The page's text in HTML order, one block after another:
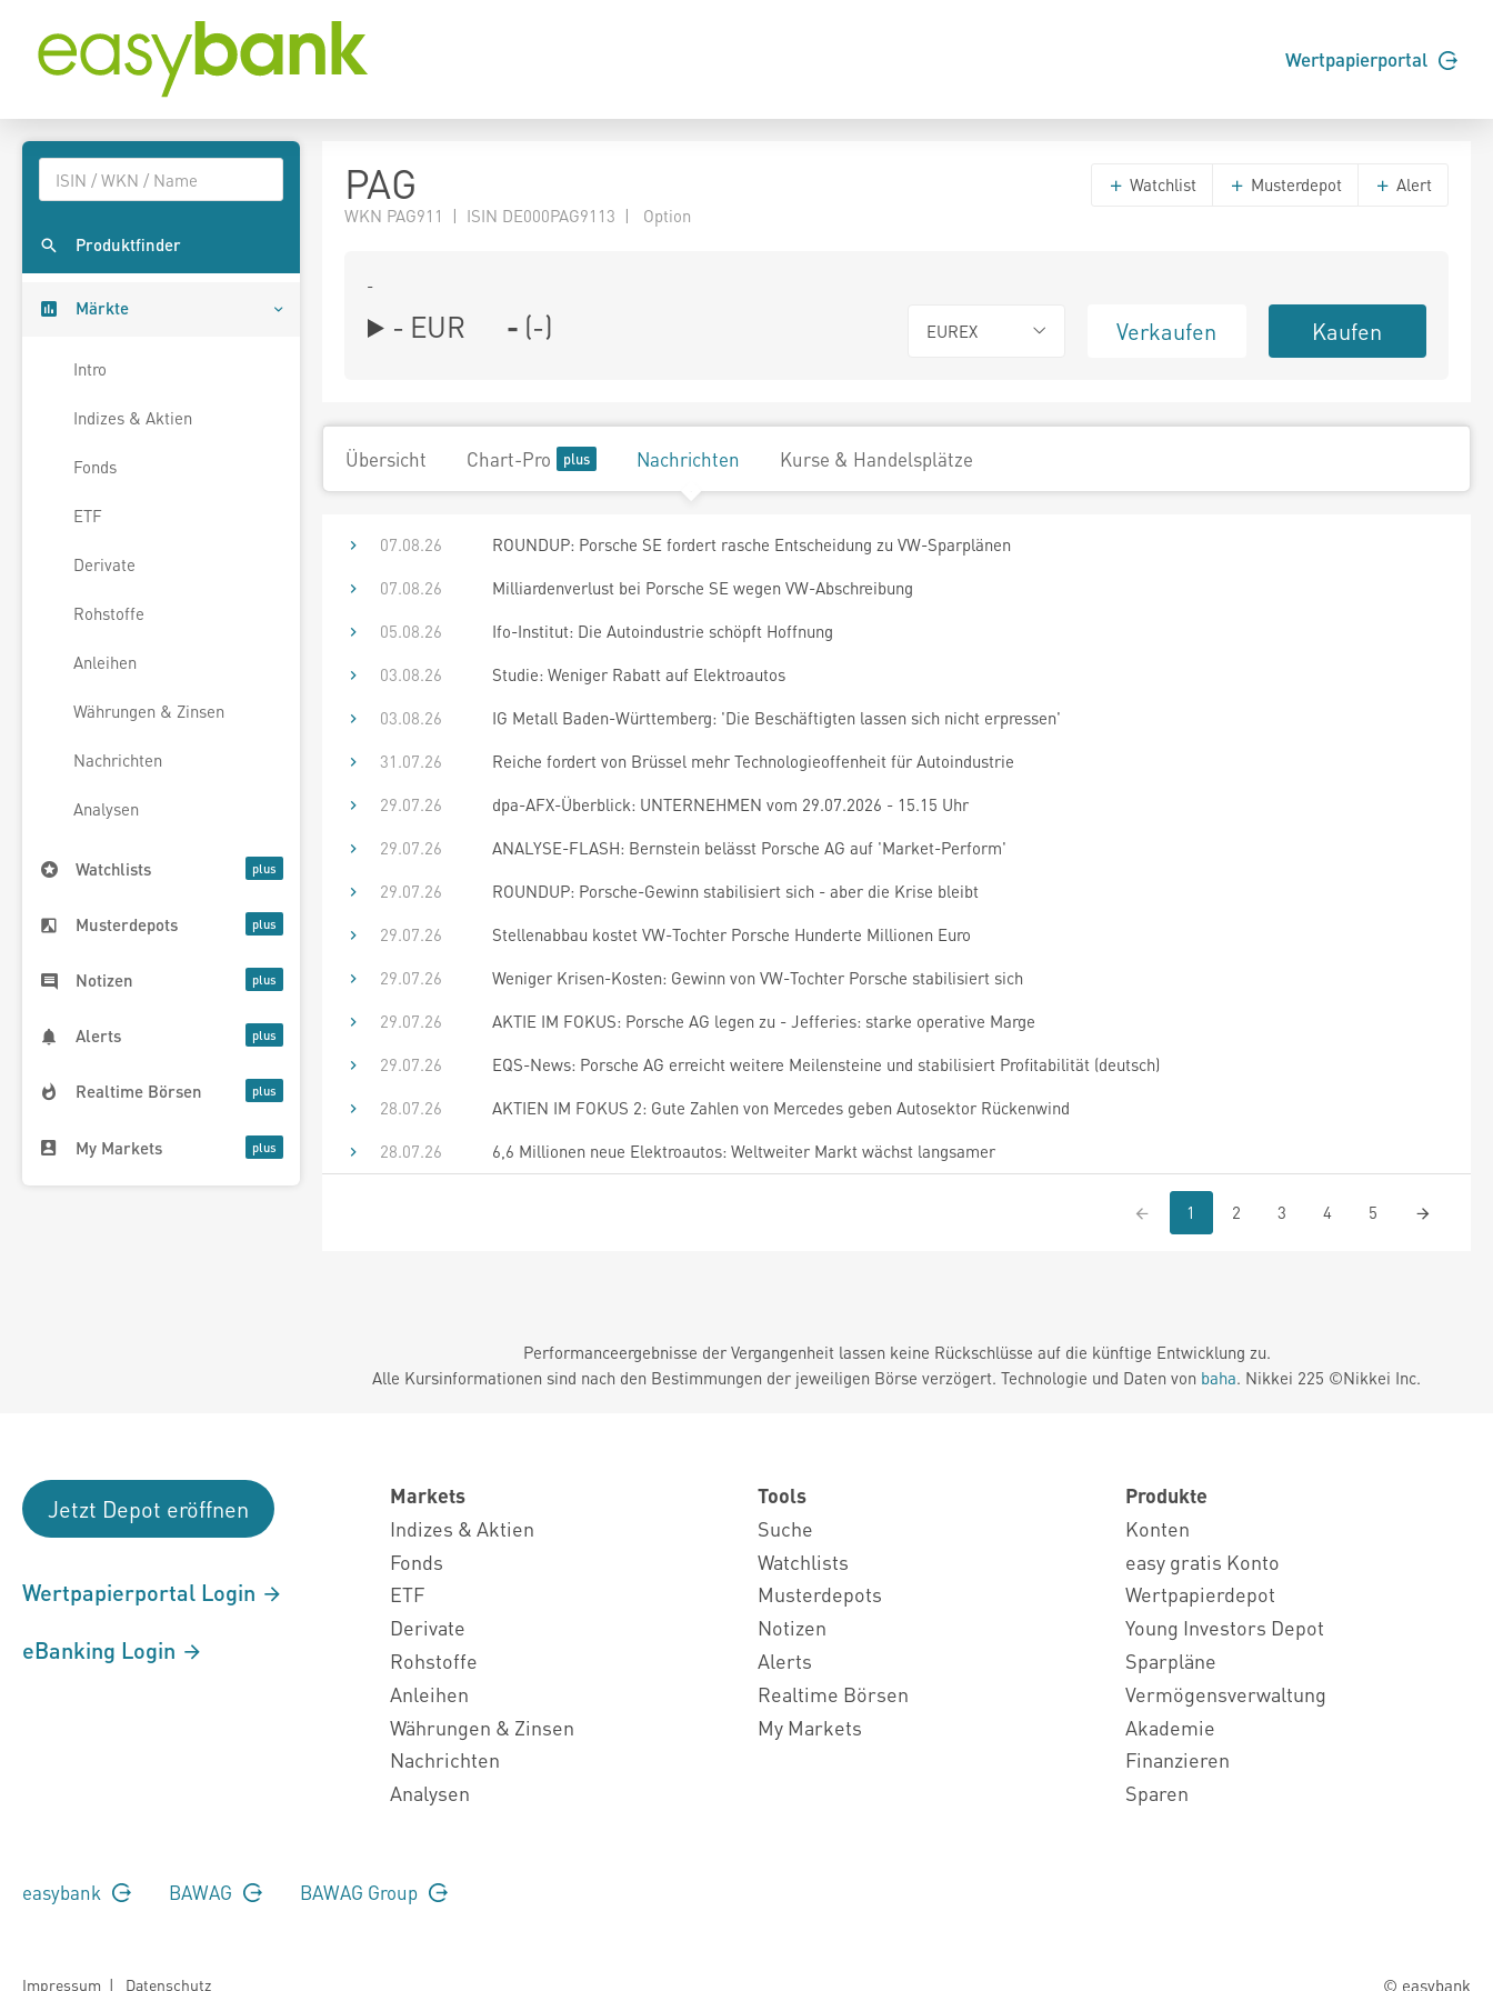
Wertpapierportal
Produktfinder
Märkte
Intro
Indizes & Aktien
Fonds
ETF
Derivate
Rohstoffe
Anleihen
Währungen & Zinsen
Nachrichten
Analysen
Watchlists
Musterdepots
Notizen
Alerts
Realtime Börsen
My Markets
PAG
WKN PAG911 | ISIN DE000PAG9113 | Option
Watchlist Musterdepot Alert
-
- EUR - (-) EUREX Verkaufen Kaufen
Übersicht Chart-Pro Nachrichten Kurse & Handelsplätze
07.08.26
ROUNDUP: Porsche SE fordert rasche Entscheidung zu VW-Sparplänen
07.08.26
Milliardenverlust bei Porsche SE wegen VW-Abschreibung
05.08.26
Ifo-Institut: Die Autoindustrie schöpft Hoffnung
03.08.26
Studie: Weniger Rabatt auf Elektroautos
03.08.26
IG Metall Baden-Württemberg: 'Die Beschäftigten lassen sich nicht erpressen'
31.07.26
Reiche fordert von Brüssel mehr Technologieoffenheit für Autoindustrie
29.07.26
dpa-AFX-Überblick: UNTERNEHMEN vom 29.07.2026 - 15.15 Uhr
29.07.26
ANALYSE-FLASH: Bernstein belässt Porsche AG auf 'Market-Perform'
29.07.26
ROUNDUP: Porsche-Gewinn stabilisiert sich - aber die Krise bleibt
29.07.26
Stellenabbau kostet VW-Tochter Porsche Hunderte Millionen Euro
29.07.26
Weniger Krisen-Kosten: Gewinn von VW-Tochter Porsche stabilisiert sich
29.07.26
AKTIE IM FOKUS: Porsche AG legen zu - Jefferies: starke operative Marge
29.07.26
EQS-News: Porsche AG erreicht weitere Meilensteine und stabilisiert Profitabilität (deutsch)
28.07.26
AKTIEN IM FOKUS 2: Gute Zahlen von Mercedes geben Autosektor Rückenwind
28.07.26
6,6 Millionen neue Elektroautos: Weltweiter Markt wächst langsamer
1 2 3 4 5
Performanceergebnisse der Vergangenheit lassen keine Rückschlüsse auf die künftige Entwicklung zu.
Alle Kursinformationen sind nach den Bestimmungen der jeweiligen Börse verzögert. Technologie und Daten von baha. Nikkei 225 ©Nikkei Inc.
Jetzt Depot eröffnen
Wertpapierportal Login
eBanking Login
Markets
Indizes & Aktien
Fonds
ETF
Derivate
Rohstoffe
Anleihen
Währungen & Zinsen
Nachrichten
Analysen
Tools
Suche
Watchlists
Musterdepots
Notizen
Alerts
Realtime Börsen
My Markets
Produkte
Konten
easy gratis Konto
Wertpapierdepot
Young Investors Depot
Sparpläne
Vermögensverwaltung
Akademie
Finanzieren
Sparen
easybank BAWAG BAWAG Group
Impressum | Datenschutz © easybank